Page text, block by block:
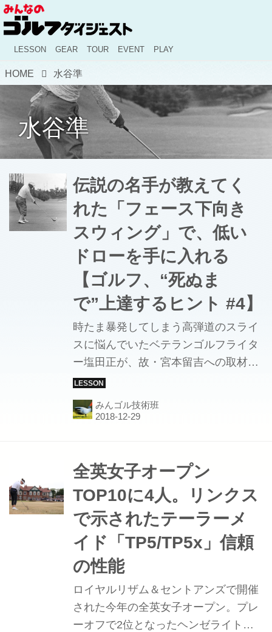
LESSON GEAR TOUR EVENT PLAY
HOME 水谷準
水谷準
伝説の名手が教えてく
れた「フェース下向き
スウィング」で、低い
ドローを手に入れる
【ゴルフ、“死ぬま
で”上達するヒント #4】
時たま暴発してしまう高弾道のスライ
スに悩んでいたベテランゴルフライタ
ー塩田正が、故・宮本留吉への取材を
通して教わった低いドローボールを打
つコツを、著書「ゴルフ、“死ぬま
で”上達するヒント」より紹介。
みんゴル技術班
全英女子オープン
TOP10に4人。リンクス
で示されたテーラーメ
イド「TP5/TP5x」信頼
の性能
ロイヤルリザム＆セントアンズで開催
された今年の全英女子オープン。プレ
ーオフで2位となったヘンゼライトを